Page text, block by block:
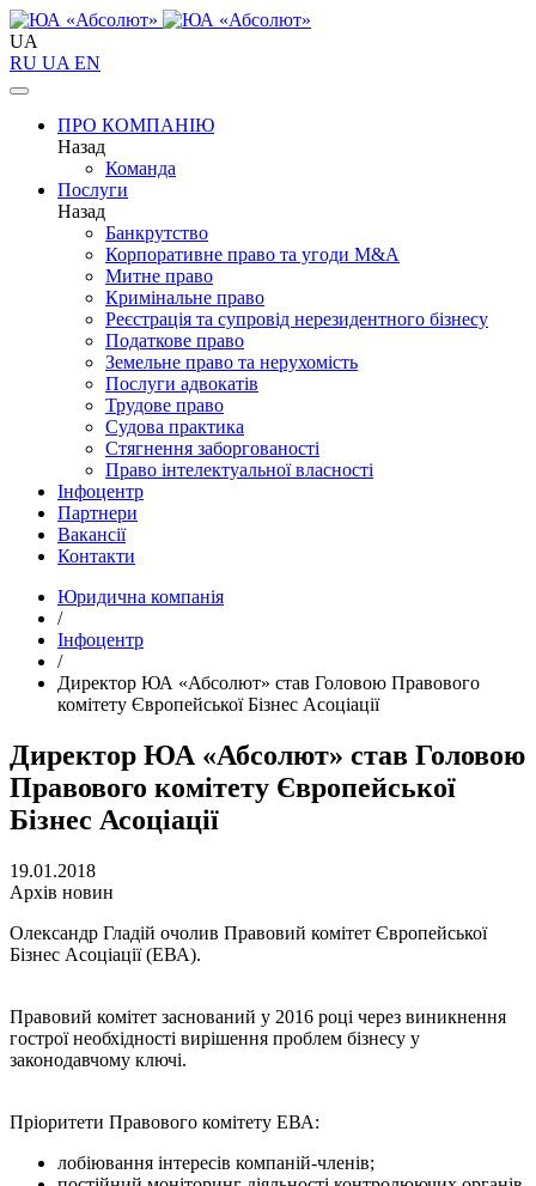
UA
RU UA EN
ПРО КОМПАНІЮ
Назад
Команда
Послуги
Назад
Банкрутство
Корпоративне право та угоди M&A
Митне право
Кримінальне право
Реєстрація та супровід нерезидентного бізнесу
Податкове право
Земельне право та нерухомість
Послуги адвокатів
Трудове право
Судова практика
Стягнення заборгованості
Право інтелектуальної власності
Інфоцентр
Партнери
Вакансії
Контакти
Юридична компанія
/
Інфоцентр
/
Директор ЮА «Абсолют» став Головою Правового
комітету Європейської Бізнес Асоціації
Директор ЮА «Абсолют» став Головою
Правового комітету Європейської
Бізнес Асоціації
19.01.2018
Архів новин
Олександр Гладій очолив Правовий комітет Європейської
Бізнес Асоціації (ЕВА).
Правовий комітет заснований у 2016 році через виникнення
гострої необхідності вирішення проблем бізнесу у
законодавчому ключі.
Пріоритети Правового комітету ЕВА:
лобіювання інтересів компаній-членів;